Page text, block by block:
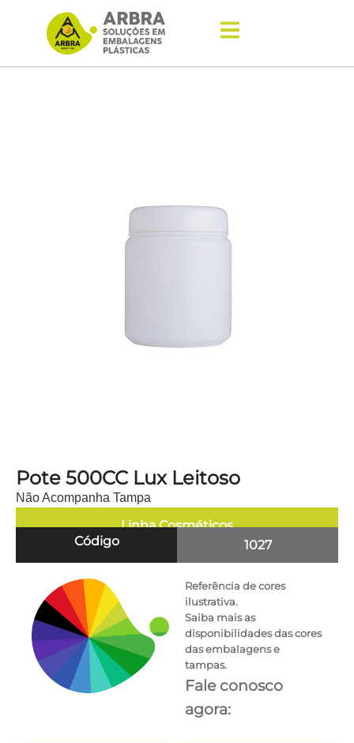
Pote 500CC Lux Leitoso
Não Acompanha Tampa
Linha Cosméticos
Código
1027
Referência de cores
ilustrativa.
Saiba mais as
disponibilidades das cores
das embalagens e
tampas.
Fale conosco
agora: